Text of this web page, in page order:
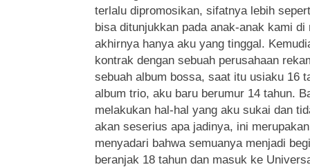
terlalu dipromosikan, sifatnya lebih
bisa ditunjukkan pada anak-anak kami di
akhirnya hanya aku yang tinggal.
kontrak dengan sebuah perusahaan
sebuah album bossa, saat itu usiaku 16
album trio, aku baru berumur 14 tahun.
melakukan hal-hal yang aku sukai dan
akan seserius apa jadinya, ini
menyadari bahwa semuanya menjadi
beranjak 18 tahun dan masuk ke